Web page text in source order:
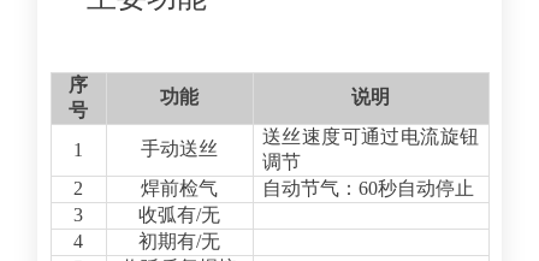
序
号
功能 说明
1 手动送丝
送丝速度可通过电流旋钮
调节
2
焊前检气
自动节气：60秒自动停止
3
收弧有/无
4
初期有/无